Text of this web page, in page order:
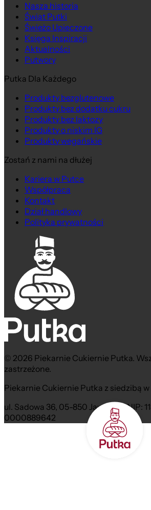
Nasza historia
Świat Putki
Świeżo Upieczone
Księga Inspiracji
Aktualności
Putwory
Putka Dla Każdego
Produkty bezglutenowe
Produkty bez dodatku cukru
Produkty bez laktozy
Produkty o niskim IG
Produkty wegańskie
Zostań z nami na dłużej
Kariera w Putce
Współpraca
Kontakt
Dział handlowy
Polityka prywatności
© 2026 Piekarnie Cukiernie Putka.
zastrzeżone.
Piekarnie Cukiernie Putka z siedzibą
ul. Sadowa 36, 05-850 Jawczyce NIP:
0000889642